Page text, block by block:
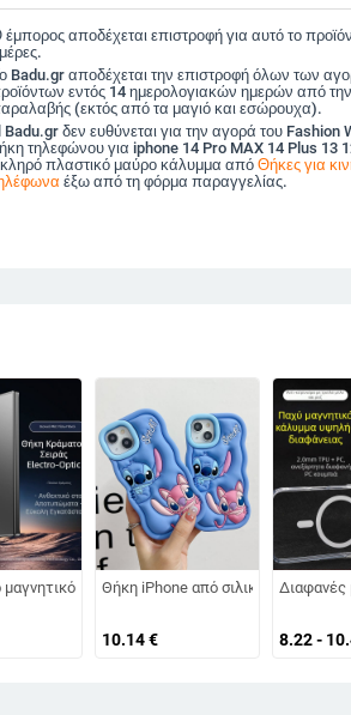
αποδέχεται επιστροφή για αυτό το
Badu.gr αποδέχεται την επιστροφή όλων των
εντός 14 ημερολογιακών ημερών από
(εκτός από τα μαγιό και εσώρουχα).
Badu.gr δεν ευθύνεται για την αγορά του Fashion
τηλεφώνου για iphone 14 Pro MAX 14 Plus 13
πλαστικό μαύρο κάλυμμα από Θήκες για
έξω από τη φόρμα παραγγελίας.
IMD πολυτελής αίσθηση, 14 μοτίβα κελύφους,
Phone15pro/14pro με προστατευτική θήκη
έλξη για θήκη κινητού τηλεφώνου
Θήκη iPhone από σιλικόνης με
10.14€
Διαφανές
8.22 -